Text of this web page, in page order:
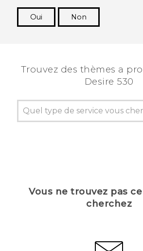
Oui
Non
Trouvez des thèmes a
Desire 530
Vous ne trouvez pas
cherchez